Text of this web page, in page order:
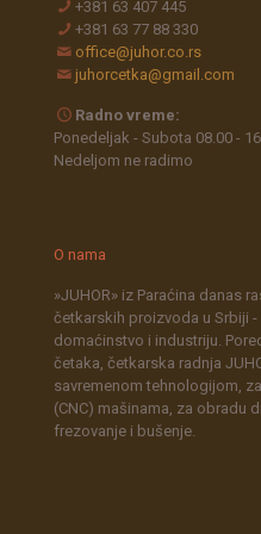
+381 63 407 445
+381 63 77 88 330
office@juhor.co.rs
juhorcetka@gmail.com
Radno vreme:
Ponedeljak - Subota 08.00 -
Nedeljom ne radimo
O nama
»JUHOR» iz Paraćina danas
četkarskih proizvoda u Srbiji
domaćinstvo i industriju.
četaka, četkarska radnja
savremenom tehnologijom,
(CNC) mašinama, za obradu
frezovanje i bušenje.